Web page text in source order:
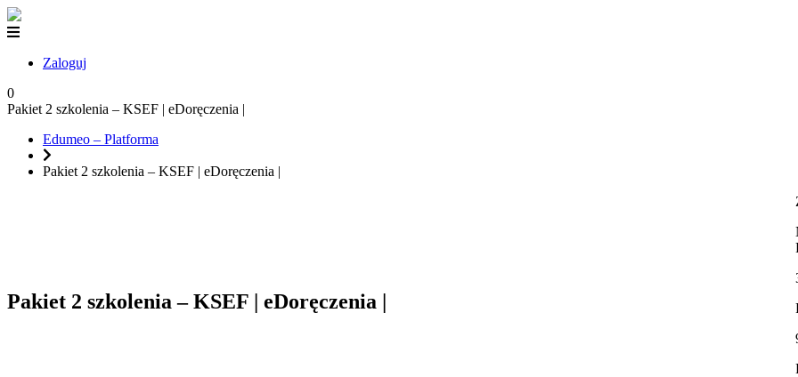
Zaloguj
0
Pakiet 2 szkolenia – KSEF | eDoręczenia |
Edumeo – Platforma
Pakiet 2 szkolenia – KSEF | eDoręczenia |
Pakiet 2 szkolenia – KSEF | eDoręczenia |